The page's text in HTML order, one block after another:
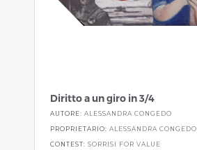
Diritto a un giro in 3/4
AUTORE:ALESSANDRA CONGEDO
PROPRIETARIO:ALESSANDRA CONGEDO
CONTEST:SORRISI FOR VALUE